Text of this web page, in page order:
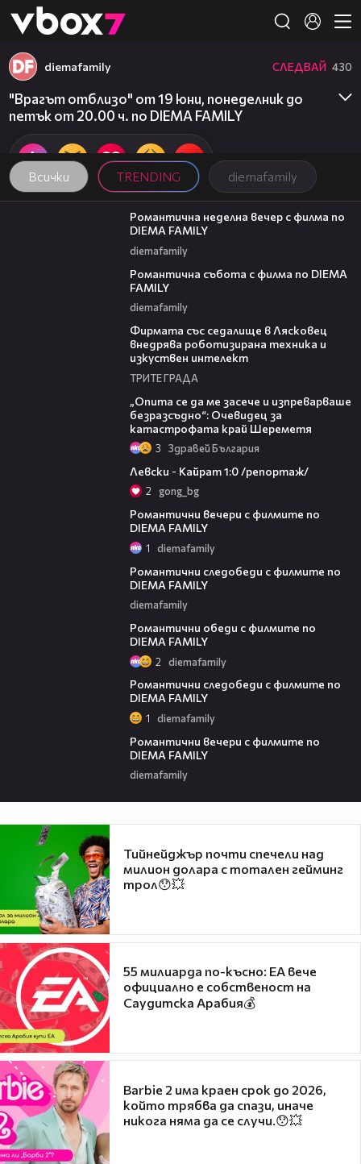
👾
Всички TRENDING diemafamily
diemafamily СЛЕДВАЙ 430
"Врагът отблизо" от 19 юни, понеделник до
петък от 20.00 ч. по DIEMA FAMILY
00:20
Романтична неделна вечер с филма по
DIEMA FAMILY
diemafamily
Романтична събота с филма по DIEMA
FAMILY
diemafamily
Фирмата със седалище в Лясковец
внедрява роботизирана техника и
изкуствен интелект
ТРИТЕ ГРАДА
„Опита се да ме засече и изпреварваше
безразсъдно“: Очевидец за
катастрофата край Шереметя
3 Здравей България
Левски - Кайрат 1:0 /репортаж/
2 gong_bg
Романтични вечери с филмите по
DIEMA FAMILY
1 diemafamily
Романтични следобеди с филмите по
DIEMA FAMILY
diemafamily
Романтични обеди с филмите по
DIEMA FAMILY
2 diemafamily
Романтични следобеди с филмите по
DIEMA FAMILY
1 diemafamily
Романтични вечери с филмите по
DIEMA FAMILY
diemafamily
Тийнейджър почти спечели над
милион долара с тотален гейминг
трол😯💥
55 милиарда по-късно: EA вече
официално е собственост на
Саудитска Арабия💰
Barbie 2 има краен срок до 2026,
който трябва да спази, иначе
никога няма да се случи.😯💥